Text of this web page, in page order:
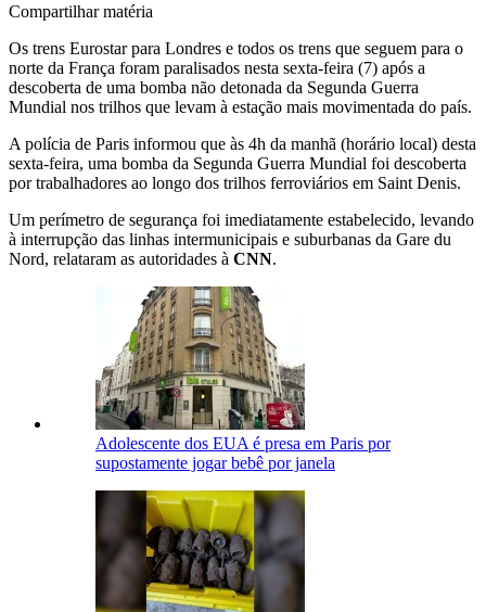
Compartilhar matéria
Os trens Eurostar para Londres e todos os trens que seguem para o
norte da França foram paralisados ​​nesta sexta-feira (7) após a
descoberta de uma bomba não detonada da Segunda Guerra
Mundial nos trilhos que levam à estação mais movimentada do país.
A polícia de Paris informou que às 4h da manhã (horário local) desta
sexta-feira, uma bomba da Segunda Guerra Mundial foi descoberta
por trabalhadores ao longo dos trilhos ferroviários em Saint Denis.
Um perímetro de segurança foi imediatamente estabelecido, levando
à interrupção das linhas intermunicipais e suburbanas da Gare du
Nord, relataram as autoridades à CNN.
Adolescente dos EUA é presa em Paris por
supostamente jogar bebê por janela